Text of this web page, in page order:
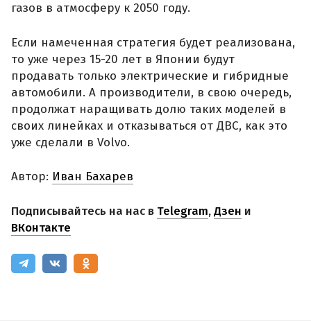
газов в атмосферу к 2050 году.
Если намеченная стратегия будет реализована,
то уже через 15-20 лет в Японии будут
продавать только электрические и гибридные
автомобили. А производители, в свою очередь,
продолжат наращивать долю таких моделей в
своих линейках и отказываться от ДВС, как это
уже сделали в Volvo.
Автор: Иван Бахарев
Подписывайтесь на нас в Telegram,Дзен и
ВКонтакте